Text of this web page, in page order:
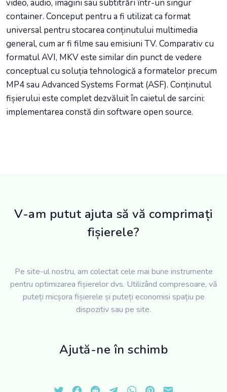
video, audio, imagini sau subtitrări într-un singur
container. Conceput pentru a fi utilizat ca format
universal pentru stocarea conținutului multimedia
general, cum ar fi filme sau emisiuni TV. Comparativ cu
formatul AVI, MKV este similar din punct de vedere
conceptual cu soluția tehnologică a formatelor precum
MP4 sau Advanced Systems Format (ASF). Conținutul
fișierului este complet dezvăluit în caietul de sarcini:
implementarea constă din software open source.
V-am putut ajuta să vă comprimați
fișierele?
Pe site-ul nostru, am colectat cele mai bune instrumente
pentru optimizarea fișierelor dvs. Utilizând compresoare, vă
puteți micșora fișierele și puteți economisi spațiu pe
dispozitiv sau pe site.
Ajută-ne în schimb